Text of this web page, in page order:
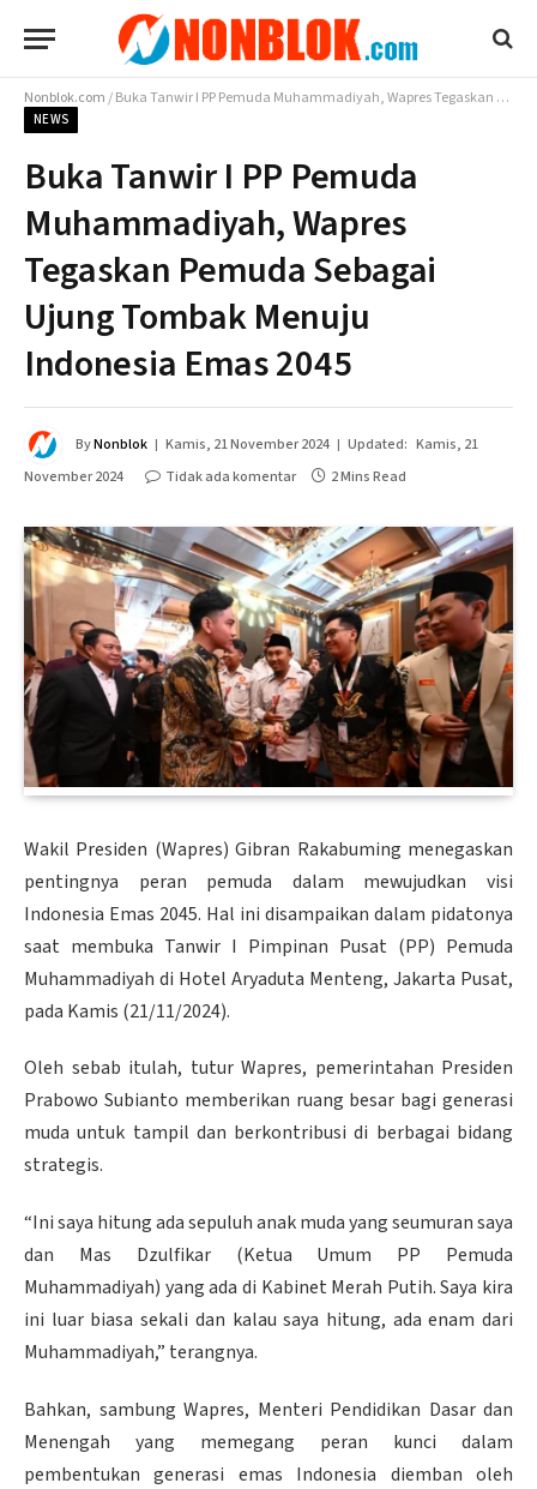
Nonblok.com/Buka Tanwir I PP Pemuda Muhammadiyah, Wapres Tegaskan Pemuda Sebagai Ujung Tombak Menuju Indonesia Emas 2045
NEWS
Buka Tanwir I PP Pemuda
Muhammadiyah, Wapres
Tegaskan Pemuda Sebagai
Ujung Tombak Menuju
Indonesia Emas 2045
ByNonblok Kamis, 21 November 2024 Updated: Kamis, 21
November 2024
Tidak ada komentar 2 Mins Read
Wakil Presiden (Wapres) Gibran Rakabuming menegaskan
pentingnya peran pemuda dalam mewujudkan visi
Indonesia Emas 2045. Hal ini disampaikan dalam pidatonya
saat membuka Tanwir I Pimpinan Pusat (PP) Pemuda
Muhammadiyah di Hotel Aryaduta Menteng, Jakarta Pusat,
pada Kamis (21/11/2024).
Oleh sebab itulah, tutur Wapres, pemerintahan Presiden
Prabowo Subianto memberikan ruang besar bagi generasi
muda untuk tampil dan berkontribusi di berbagai bidang
strategis.
“Ini saya hitung ada sepuluh anak muda yang seumuran saya
dan Mas Dzulfikar (Ketua Umum PP Pemuda
Muhammadiyah) yang ada di Kabinet Merah Putih. Saya kira
ini luar biasa sekali dan kalau saya hitung, ada enam dari
Muhammadiyah,” terangnya.
Bahkan, sambung Wapres, Menteri Pendidikan Dasar dan
Menengah yang memegang peran kunci dalam
pembentukan generasi emas Indonesia diemban oleh